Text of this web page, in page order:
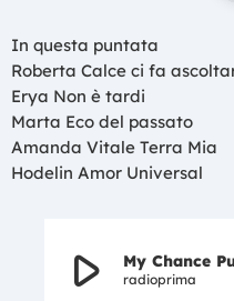
In questa puntata
Roberta Calce ci fa
Erya Non è tardi
Marta Eco del passato
Amanda Vitale Terra Mia
Hodelin Amor Universal
play_arrow My Chance
radioprima